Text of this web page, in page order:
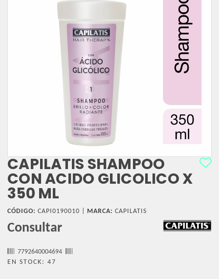
CAPILATIS SHAMPOO
CON ACIDO GLICOLICO X
350 ML
CÓDIGO: CAPI0190010 | MARCA: CAPILATIS
Consultar
7792640004694
EN STOCK: 47